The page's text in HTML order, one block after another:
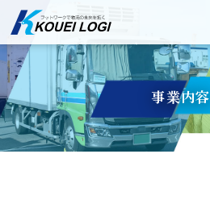
事業内容